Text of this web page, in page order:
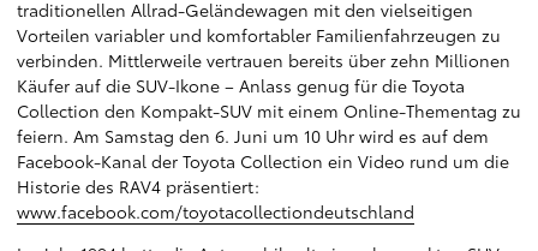
traditionellen Allrad-Geländewagen mit den vielseitigen
Vorteilen variabler und komfortabler Familienfahrzeugen zu
verbinden. Mittlerweile vertrauen bereits über zehn Millionen
Käufer auf die SUV-Ikone – Anlass genug für die Toyota
Collection den Kompakt-SUV mit einem Online-Thementag zu
feiern. Am Samstag den 6. Juni um 10 Uhr wird es auf dem
Facebook-Kanal der Toyota Collection ein Video rund um die
Historie des RAV4 präsentiert:
www.facebook.com/toyotacollectiondeutschland